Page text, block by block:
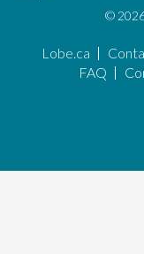
©
Lobe.ca
FAQ